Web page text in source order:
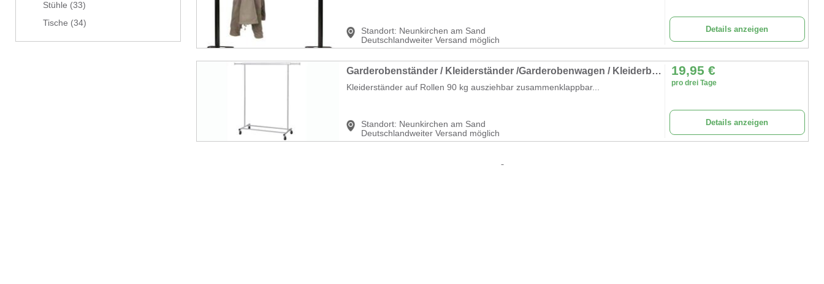
Stühle (33)
Tische (34)
Standort: Neunkirchen am Sand
Deutschlandweiter Versand möglich
Details anzeigen
Garderobenständer / Kleiderständer /Garderobenwagen / Kleiderbügel / Holzkleiderbügel
Kleiderständer auf Rollen 90 kg ausziehbar zusammenklappbar...
Standort: Neunkirchen am Sand
Deutschlandweiter Versand möglich
19,95 €
pro drei Tage
Details anzeigen